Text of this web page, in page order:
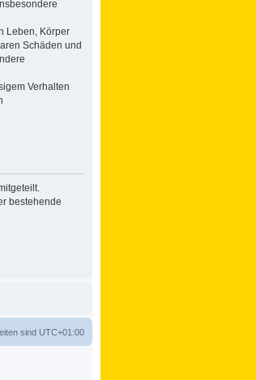
Leben, Körper
Schäden und
Verhalten
bestehende
sind UTC+01:00